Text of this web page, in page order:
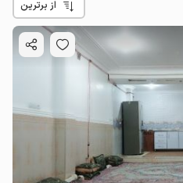
از برترین